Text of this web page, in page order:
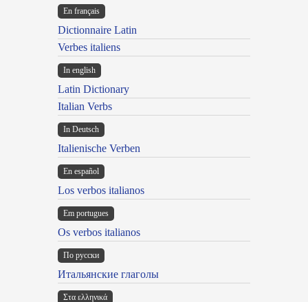
En français
Dictionnaire Latin
Verbes italiens
In english
Latin Dictionary
Italian Verbs
In Deutsch
Italienische Verben
En español
Los verbos italianos
Em portugues
Os verbos italianos
По русски
Итальянские глаголы
Στα ελληνικά